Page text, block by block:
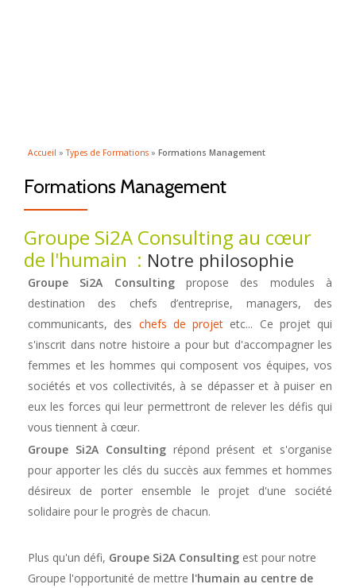
Accueil »Types de Formations » Formations Management
Formations Management
Groupe Si2A Consulting au cœur
de l'humain : Notre philosophie
Groupe Si2A Consultingpropose des modules à
destination des chefs d’entreprise, managers, des
communicants, des chefs de projet etc... Ce projet qui
s'inscrit dans notre histoire a pour but d'accompagner les
femmes et les hommes qui composent vos équipes, vos
sociétés et vos collectivités, à se dépasser et à puiser en
eux les forces qui leur permettront de relever les défis qui
vous tiennent à cœur.
Groupe Si2A Consultingrépond présent et s'organise
pour apporter les clés du succès aux femmes et hommes
désireux de porter ensemble le projet d'une société
solidaire pour le progrès de chacun.
Plus qu'un défi, Groupe Si2A Consulting est pour notre
Groupe l'opportunité de mettre l'humain au centre de